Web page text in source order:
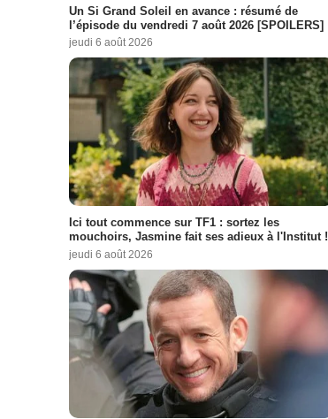
Un Si Grand Soleil en avance : résumé de
l’épisode du vendredi 7 août 2026 [SPOILERS]
jeudi 6 août 2026
Ici tout commence sur TF1 : sortez les
mouchoirs, Jasmine fait ses adieux à l'Institut !
jeudi 6 août 2026